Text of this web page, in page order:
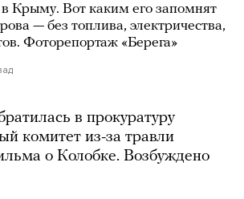
Крыму. Вот каким его запомнят
— без топлива, электричества,
Фоторепортаж «Берега»
в прокуратуру
комитет из-за травли
о Колобке. Возбуждено